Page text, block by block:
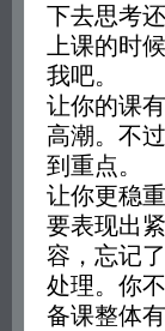
下去思考
上课的时
我吧。
让你的课
高潮。不
到重点。
让你更稳
要表现出
容，忘记
处理。你
备课整体有